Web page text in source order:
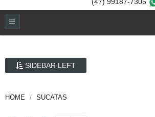
(47) 99187-7305
SIDEBAR LEFT
HOME SUCATAS